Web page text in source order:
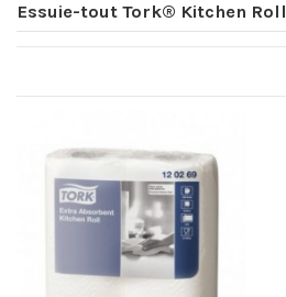
Essuie-tout Tork® Kitchen Roll